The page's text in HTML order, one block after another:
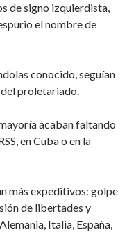
de signo izquierdista,
el nombre de
conocido, seguían
proletariado.
acaban faltando
en Cuba o en la
más expeditivos: golpe
de libertades y
Italia, España,